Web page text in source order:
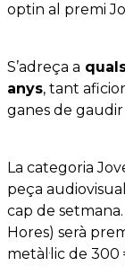
optin al premi
S’adreça a
anys, tant
ganes de
La categoria
peça
cap de
Hores) serà
metàl·lic de